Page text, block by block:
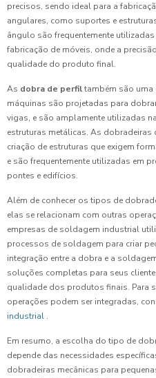
precisos, sendo ideal para a
angulares, como suportes e
ângulo são frequentemente
fabricação de móveis, onde a
qualidade do produto final.
As dobra de perfiltambém são uma
máquinas são projetadas para
vigas, e são amplamente utilizadas
estruturas metálicas. As dobradeiras
criação de estruturas que exigem
e são frequentemente utilizadas em
pontes e edifícios.
Além de conhecer os tipos de
elas se relacionam com outras
empresas de soldagem industrial
processos de soldagem para criar
integração entre a dobra e a
soluções completas para seus
qualidade dos produtos finais. Para
operações podem ser integradas,
industrial .
Em resumo, a escolha do tipo de
depende das necessidades
dobradeiras mecânicas para